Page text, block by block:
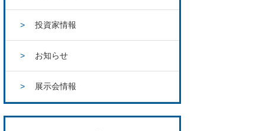
投資家情報
お知らせ
展示会情報